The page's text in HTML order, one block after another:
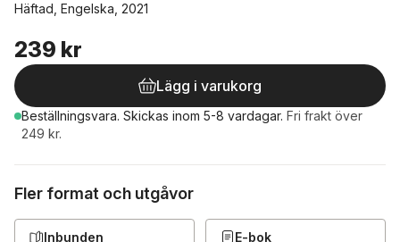
Häftad, Engelska, 2021
239 kr
Lägg i varukorg
Beställningsvara. Skickas inom 5-8 vardagar. Fri frakt över
249 kr.
Fler format och utgåvor
Inbunden
E-bok